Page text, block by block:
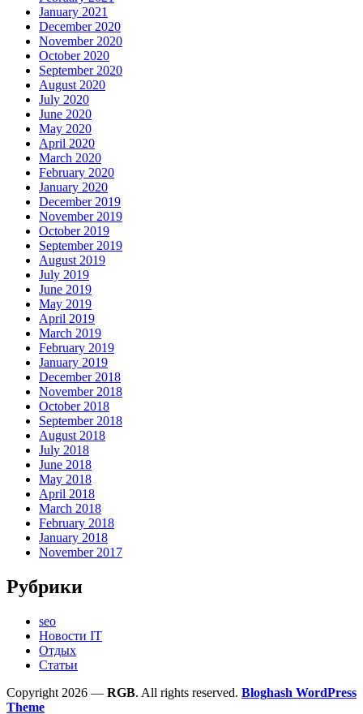
January 2021
December 2020
November 2020
October 2020
September 2020
August 2020
July 2020
June 2020
May 2020
April 2020
March 2020
February 2020
January 2020
December 2019
November 2019
October 2019
September 2019
August 2019
July 2019
June 2019
May 2019
April 2019
March 2019
February 2019
January 2019
December 2018
November 2018
October 2018
September 2018
August 2018
July 2018
June 2018
May 2018
April 2018
March 2018
February 2018
January 2018
November 2017
Рубрики
seo
Новости IT
Отдых
Статьи
Copyright 2026 — RGB. All rights reserved. Bloghash WordPress
Theme